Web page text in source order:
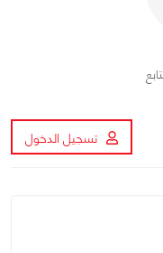
تسجيل الدخول